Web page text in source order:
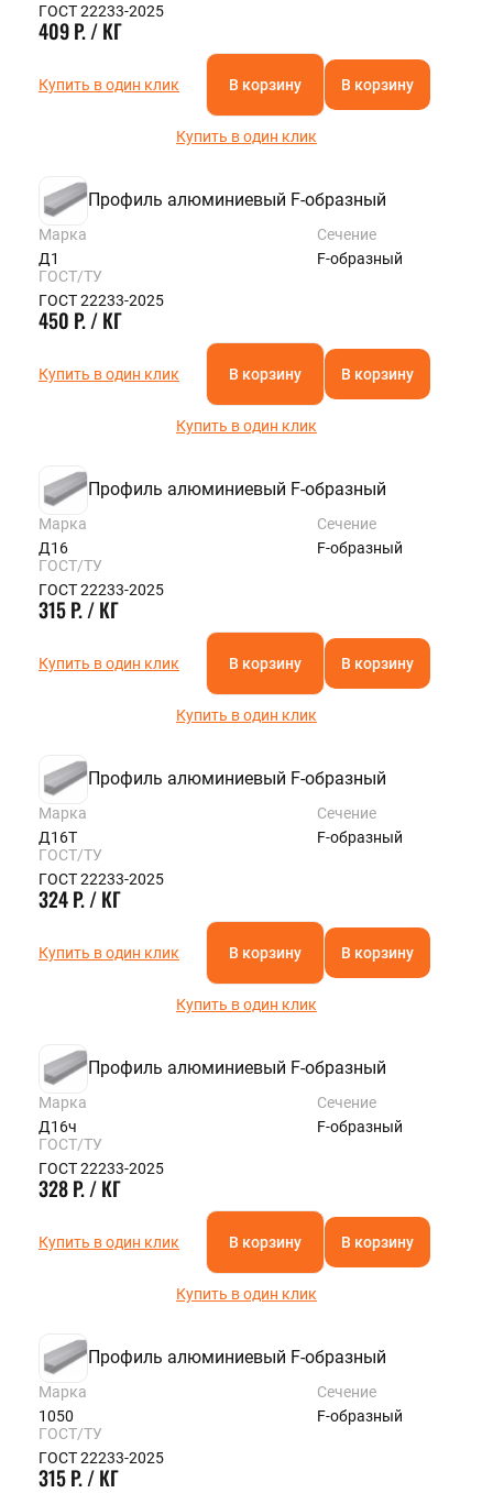
ГОСТ 22233-2025
409 Р. / КГ
Купить в один клик В корзину В корзину
Купить в один клик
Профиль алюминиевый F-образный
Марка
Д1
Сечение
F-образный
ГОСТ/ТУ
ГОСТ 22233-2025
450 Р. / КГ
Купить в один клик В корзину В корзину
Купить в один клик
Профиль алюминиевый F-образный
Марка
Д16
Сечение
F-образный
ГОСТ/ТУ
ГОСТ 22233-2025
315 Р. / КГ
Купить в один клик В корзину В корзину
Купить в один клик
Профиль алюминиевый F-образный
Марка
Д16Т
Сечение
F-образный
ГОСТ/ТУ
ГОСТ 22233-2025
324 Р. / КГ
Купить в один клик В корзину В корзину
Купить в один клик
Профиль алюминиевый F-образный
Марка
Д16ч
Сечение
F-образный
ГОСТ/ТУ
ГОСТ 22233-2025
328 Р. / КГ
Купить в один клик В корзину В корзину
Купить в один клик
Профиль алюминиевый F-образный
Марка
1050
Сечение
F-образный
ГОСТ/ТУ
ГОСТ 22233-2025
315 Р. / КГ